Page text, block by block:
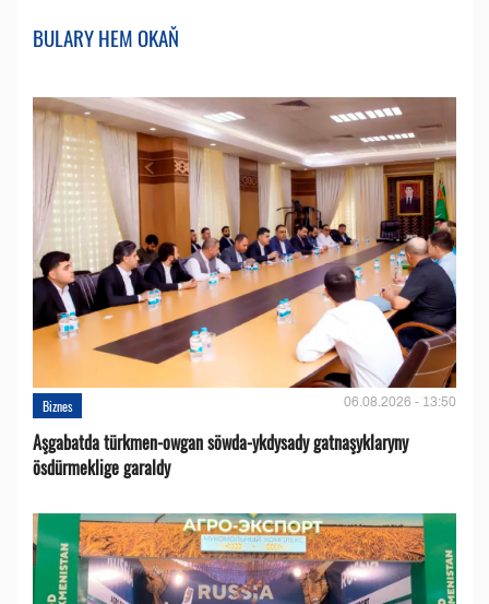
BULARY HEM OKAŇ
Biznes 06.08.2026 - 13:50
Aşgabatda türkmen-owgan söwda-ykdysady gatnaşyklaryny
ösdürmeklige garaldy